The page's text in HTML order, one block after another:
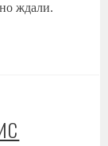
ждали.